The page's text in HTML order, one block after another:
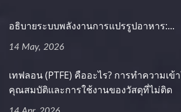
อธิบายระบบพลังงานการแปรรูปอาหาร:...
14 May, 2026
เทฟลอน (PTFE) คืออะไร? การทำความเข้
คุณสมบัติและการใช้งานของวัสดุที่ไม่ติด